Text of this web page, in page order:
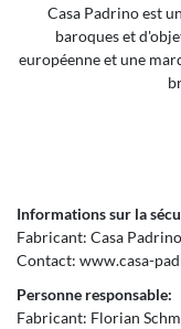
Casa Padrino est
baroques et
européenne et une
Informations sur la
Fabricant: Casa Padrino
Contact: www.casa-
Personne responsable:
Fabricant: Florian